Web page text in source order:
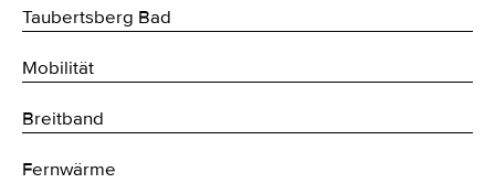
Taubertsberg Bad
Mobilität
Breitband
Fernwärme